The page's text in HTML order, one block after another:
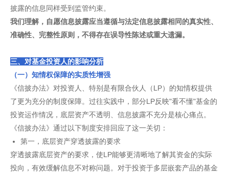
披露的信息同样受到监管约束。
我们理解，自愿信息披露应当遵循与法定信息披露相同的真实性、
准确性、完整性原则，不得存在误导性陈述或重大遗漏。
三、对基金投资人的影响分析
（一）知情权保障的实质性增强
《信披办法》对投资人、特别是有限合伙人（LP）的知情权提供
了更为充分的制度保障。过往实践中，部分LP反映"看不懂"基金的
投资运作情况，底层资产不透明、信息披露不充分是核心痛点。
《信披办法》通过以下制度安排回应了这一关切：
第一，底层资产穿透披露的要求
穿透披露底层资产的要求，使LP能够更清晰地了解其资金的实际
投向，有效缓解信息不对称问题。对于投资于多层嵌套产品的基金